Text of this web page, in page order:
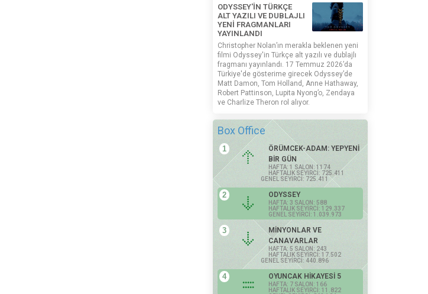
ODYSSEY'İN TÜRKÇE
ALT YAZILI VE DUBLAJLI
YENİ FRAGMANLARI
YAYINLANDI
Christopher Nolan’ın merakla beklenen yeni
filmi Odyssey'in Türkçe alt yazılı ve dublajlı
fragmanı yayınlandı. 17 Temmuz 2026’da
Türkiye'de gösterime girecek Odyssey’de
Matt Damon, Tom Holland, Anne Hathaway,
Robert Pattinson, Lupita Nyong’o, Zendaya
ve Charlize Theron rol alıyor.
Box Office
1
ÖRÜMCEK-ADAM: YEPYENİ
BİR GÜN
HAFTA: 1 SALON: 1174
HAFTALIK SEYİRCİ: 725.411
GENEL SEYİRCİ: 725.411
2 ODYSSEY
HAFTA: 3 SALON: 588
HAFTALIK SEYİRCİ: 129.337
GENEL SEYİRCİ: 1.039.973
3
MİNYONLAR VE
CANAVARLAR
HAFTA: 5 SALON: 243
HAFTALIK SEYİRCİ: 17.502
GENEL SEYİRCİ: 440.896
4 OYUNCAK HİKAYESİ 5
HAFTA: 7 SALON: 166
HAFTALIK SEYİRCİ: 11.822